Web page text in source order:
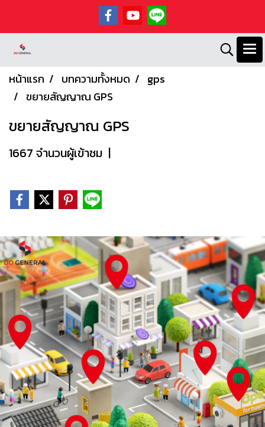
หน้าแรก บทความทั้งหมด
gps
ขยายสัญญาณ GPS
ขยายสัญญาณ GPS
1667 จำนวนผู้เข้าชม |